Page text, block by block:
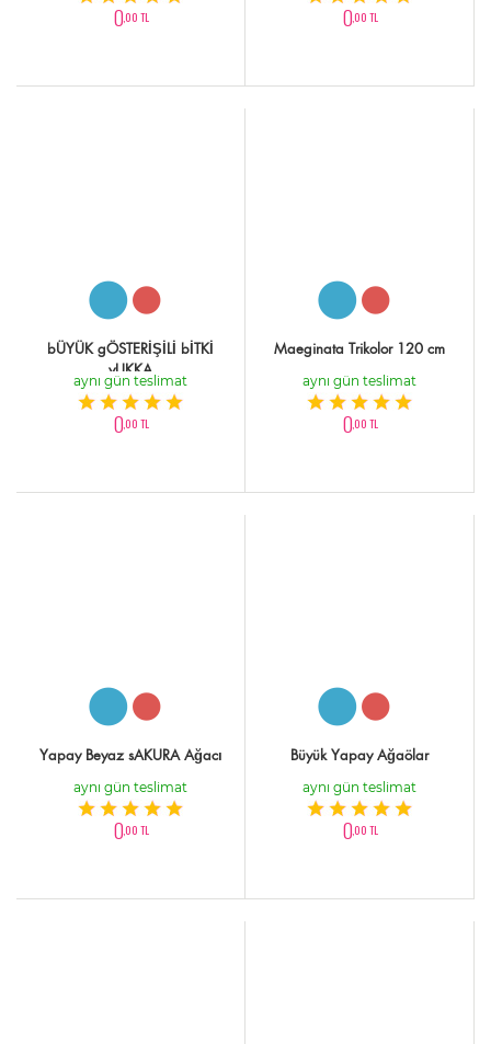
0,00 TL 0,00 TL
bÜYÜK gÖSTERİŞİLİ bİTKİ
yUKKA
aynı gün teslimat
0,00 TL
Maeginata Trikolor 120 cm
aynı gün teslimat
0,00 TL
Yapay Beyaz sAKURA Ağacı
aynı gün teslimat
0,00 TL
Büyük Yapay Ağaölar
aynı gün teslimat
0,00 TL